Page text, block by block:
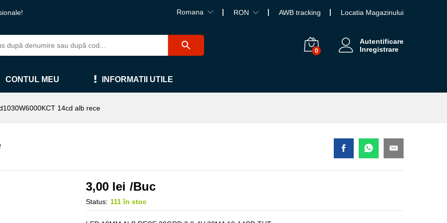
Romana RON AWB tracking Locatia Magazinului
0
Autentificare
Inregistrare
CONTUL MEU INFORMATII UTILE
14cd alb rece
3,00 lei /Buc
Status: 111 în stoc